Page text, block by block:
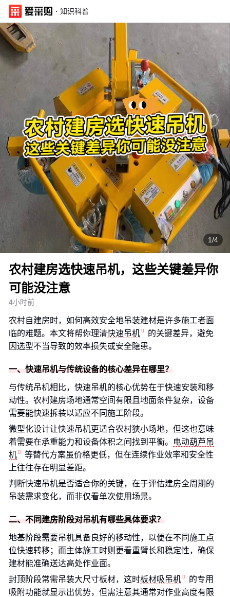
· 知识科普
1/4
农村建房选快速吊机，这些关键差异你
可能没注意
4小时前
农村自建房时，如何高效安全地吊装建材是许多施工者面
临的难题。本文将帮你理清快速吊机
的关键差异，避免
因选型不当导致的效率损失或安全隐患。
一、快速吊机与传统设备的核心差异在哪里？
与传统吊机相比，快速吊机的核心优势在于快速安装和移
动性。农村建房场地通常空间有限且地面条件复杂，设备
需要能快速拆装以适应不同施工阶段。
微型化设计让快速吊机更适合农村狭小场地，但这也意味
着需要在承重能力和设备体积之间找到平衡。
电动葫芦吊
机
等替代方案虽价格更低，但在连续作业效率和安全性
上往往存在明显差距。
判断快速吊机是否适合你的关键，在于评估建房全周期的
吊装需求变化，而非仅看单次使用场景。
二、不同建房阶段对吊机有哪些具体要求？
地基阶段需要吊机具备良好的移动性，以便在不同施工点
位快速转移；而主体施工时则更看重臂长和稳定性，确保
建材能准确送达高处作业面。
封顶阶段常需吊装大尺寸板材，这时板材吸吊机
的专用
吸附功能就显示出优势，但需注意其通常对作业高度有限